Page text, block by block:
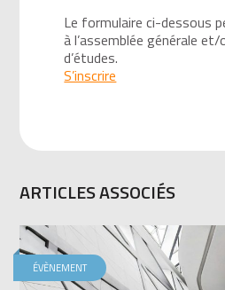
Le formulaire ci-dessous
à l’assemblée générale
d’études.
S’inscrire
ARTICLES ASSOCIÉS
ÉVÈNEMENT